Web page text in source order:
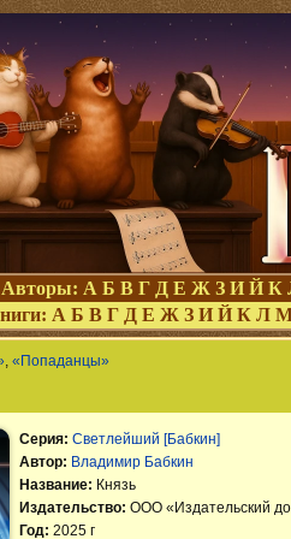
Авторы: А Б В Г Д Е Ж З И Й К
А Б В Г Д Е Ж З И Й К Л
, «Попаданцы»
Серия: Светлейший [Бабкин]
Автор: Владимир Бабкин
Название: Князь
Издательство: ООО «Издательский
Год: 2025 г